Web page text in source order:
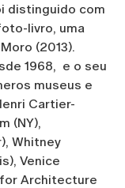
distinguido com
livro, uma
(2013).
1968, e o seu
museus e
Cartier-
(NY),
Whitney
Venice
for Architecture